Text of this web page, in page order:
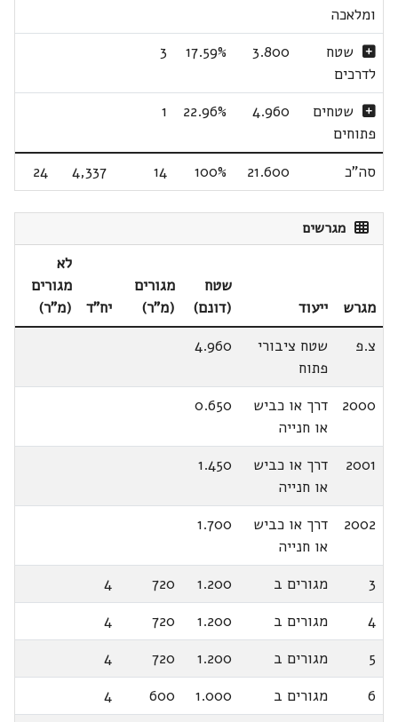
ומלאכה
שטח
לדרכים
3.800
17.59%
3
שטחים
פתוחים
4.960
22.96%
1
סה"כ 21.600
100%
14
4,337
24
מגרשים
מגרש ייעוד
שטח
(דונם)
מגורים
(מ"ר)
יח"ד
לא
מגורים
(מ"ר)
צ.פ
שטח ציבורי
פתוח
4.960
2000
דרך או כביש
או חנייה
0.650
2001
דרך או כביש
או חנייה
1.450
2002
דרך או כביש
או חנייה
1.700
3 מגורים ב 1.200
720
4
4
מגורים ב 1.200
720
4
5
מגורים ב 1.200
720
4
6
מגורים ב 1.000
600
4